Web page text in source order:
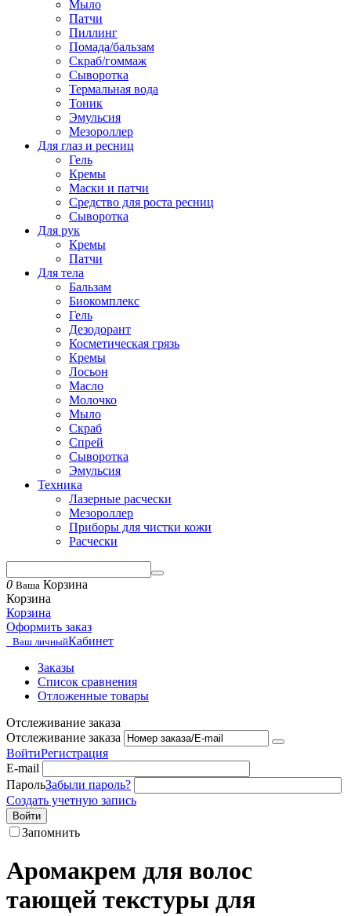
Мыло
Патчи
Пиллинг
Помада/бальзам
Скраб/гоммаж
Сыворотка
Термальная вода
Тоник
Эмульсия
Мезороллер
Для глаз и ресниц
Гель
Кремы
Маски и патчи
Средство для роста ресниц
Сыворотка
Для рук
Кремы
Патчи
Для тела
Бальзам
Биокомплекс
Гель
Дезодорант
Косметическая грязь
Кремы
Лосьон
Масло
Молочко
Мыло
Скраб
Спрей
Сыворотка
Эмульсия
Техника
Лазерные расчески
Мезороллер
Приборы для чистки кожи
Расчески
0 Ваша Корзина
Корзина
Корзина
Оформить заказ
Ваш личныйКабинет
Заказы
Список сравнения
Отложенные товары
Отслеживание заказа
Отслеживание заказа
ВойтиРегистрация
E-mail
ПарольЗабыли пароль?
Создать учетную запись
Войти
Запомнить
Аромакрем для волос
тающей текстуры для